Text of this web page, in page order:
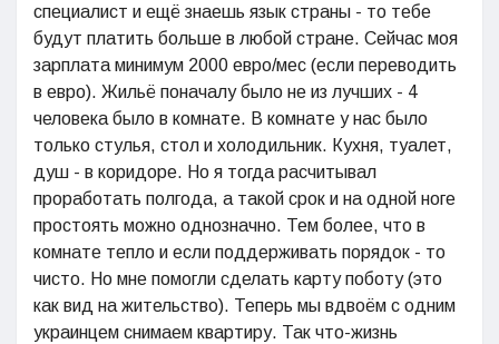
специалист и ещё знаешь язык страны - то тебе
будут платить больше в любой стране. Сейчас моя
зарплата минимум 2000 евро/мес (если переводить
в евро). Жильё поначалу было не из лучших - 4
человека было в комнате. В комнате у нас было
только стулья, стол и холодильник. Кухня, туалет,
душ - в коридоре. Но я тогда расчитывал
проработать полгода, а такой срок и на одной ноге
простоять можно однозначно. Тем более, что в
комнате тепло и если поддерживать порядок - то
чисто. Но мне помогли сделать карту поботу (это
как вид на жительство). Теперь мы вдвоём с одним
украинцем снимаем квартиру. Так что-жизнь